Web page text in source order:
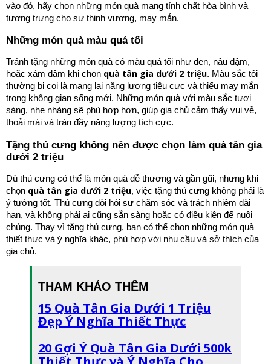
vào đó, hãy chọn những món quà mang tính chất hòa bình và
tượng trưng cho sự thịnh vượng, may mắn.
Những món quà màu quá tối
Tránh tặng những món quà có màu quá tối như đen, nâu đậm,
hoặc xám đậm khi chọn quà tân gia dưới 2 triệu. Màu sắc tối
thường bị coi là mang lại năng lượng tiêu cực và thiếu may mắn
trong không gian sống mới. Những món quà với màu sắc tươi
sáng, nhẹ nhàng sẽ phù hợp hơn, giúp gia chủ cảm thấy vui vẻ,
thoải mái và tràn đầy năng lượng tích cực.
Tặng thú cưng không nên được chọn làm quà tân gia
dưới 2 triệu
Dù thú cưng có thể là món quà dễ thương và gần gũi, nhưng khi
chọn quà tân gia dưới 2 triệu, việc tặng thú cưng không phải là
ý tưởng tốt. Thú cưng đòi hỏi sự chăm sóc và trách nhiệm dài
hạn, và không phải ai cũng sẵn sàng hoặc có điều kiện để nuôi
chúng. Thay vì tặng thú cưng, bạn có thể chọn những món quà
thiết thực và ý nghĩa khác, phù hợp với nhu cầu và sở thích của
gia chủ.
THAM KHẢO THÊM
15 Quà Tân Gia Dưới 1 Triệu
Đẹp Ý Nghĩa Thiết Thực
20 Gợi Ý Quà Tân Gia Dưới 500k